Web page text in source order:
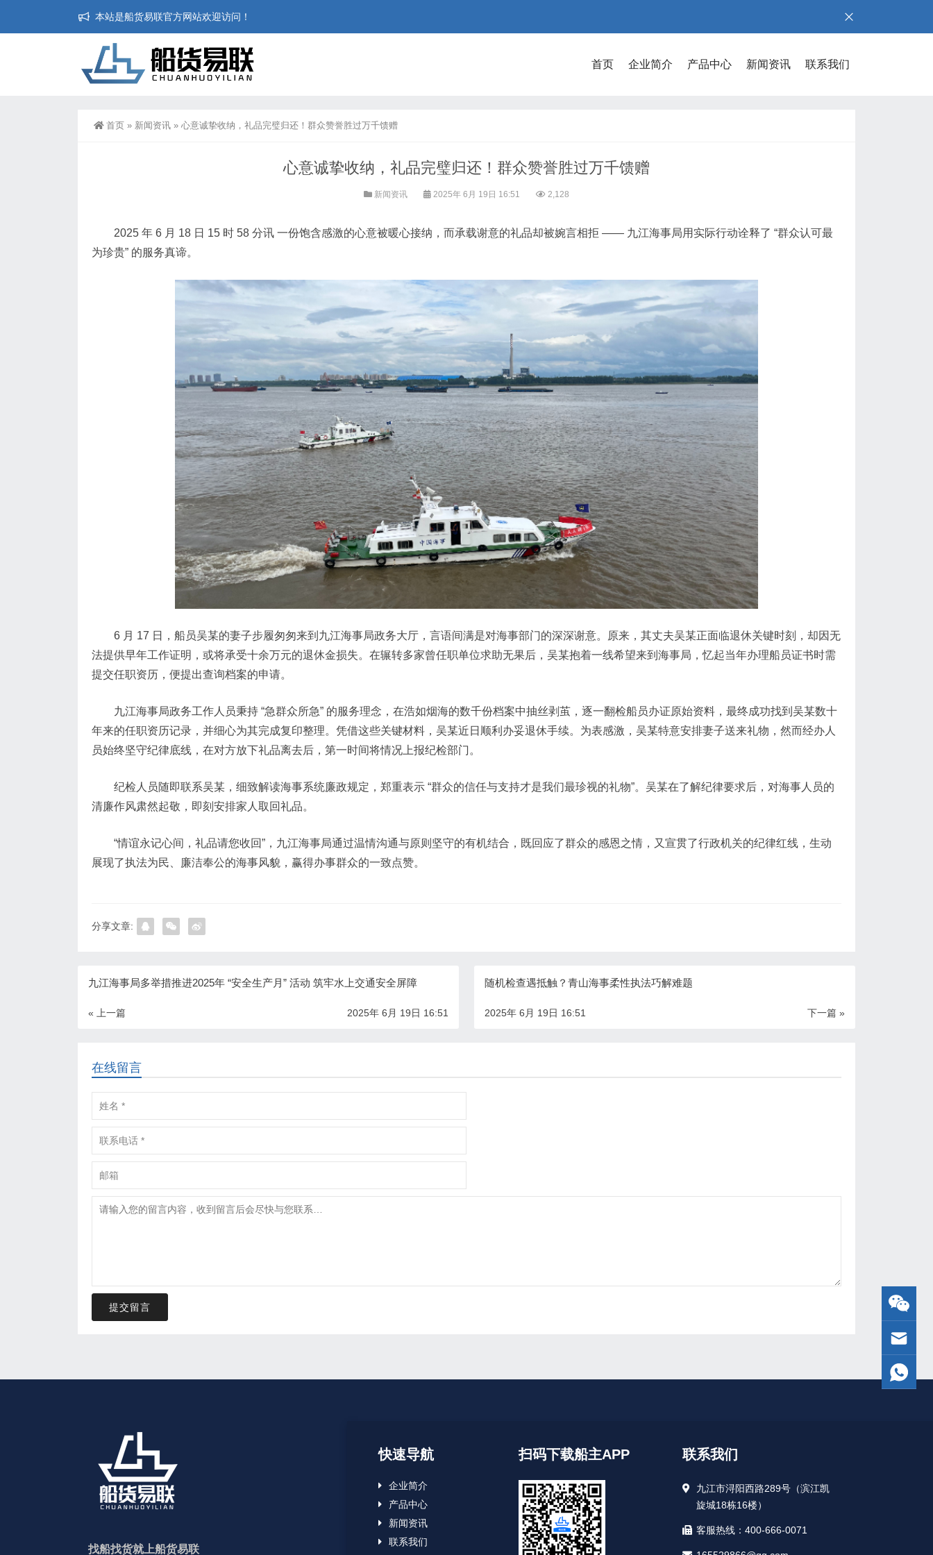
本站是船货易联官方网站欢迎访问！
首页 企业简介 产品中心 新闻资讯 联系我们
首页 » 新闻资讯 » 心意诚挚收纳，礼品完璧归还！群众赞誉胜过万千馈赠
心意诚挚收纳，礼品完璧归还！群众赞誉胜过万千馈赠
新闻资讯 2025年 6月 19日 16:51 2,128
2025 年 6 月 18 日 15 时 58 分讯 一份饱含感激的心意被暖心接纳，而承载谢意的礼品却被婉言相拒 —— 九江海事局用实际行动诠释了 “群众认可最
为珍贵” 的服务真谛。
6 月 17 日，船员吴某的妻子步履匆匆来到九江海事局政务大厅，言语间满是对海事部门的深深谢意。原来，其丈夫吴某正面临退休关键时刻，却因无
法提供早年工作证明，或将承受十余万元的退休金损失。在辗转多家曾任职单位求助无果后，吴某抱着一线希望来到海事局，忆起当年办理船员证书时需
提交任职资历，便提出查询档案的申请。
九江海事局政务工作人员秉持 “急群众所急” 的服务理念，在浩如烟海的数千份档案中抽丝剥茧，逐一翻检船员办证原始资料，最终成功找到吴某数十
年来的任职资历记录，并细心为其完成复印整理。凭借这些关键材料，吴某近日顺利办妥退休手续。为表感激，吴某特意安排妻子送来礼物，然而经办人
员始终坚守纪律底线，在对方放下礼品离去后，第一时间将情况上报纪检部门。
纪检人员随即联系吴某，细致解读海事系统廉政规定，郑重表示 “群众的信任与支持才是我们最珍视的礼物”。吴某在了解纪律要求后，对海事人员的
清廉作风肃然起敬，即刻安排家人取回礼品。
“情谊永记心间，礼品请您收回”，九江海事局通过温情沟通与原则坚守的有机结合，既回应了群众的感恩之情，又宣贯了行政机关的纪律红线，生动
展现了执法为民、廉洁奉公的海事风貌，赢得办事群众的一致点赞。
分享文章:
九江海事局多举措推进2025年 “安全生产月” 活动 筑牢水上交通安全屏障
« 上一篇 2025年 6月 19日 16:51
随机检查遇抵触？青山海事柔性执法巧解难题
下一篇 »
2025年 6月 19日 16:51
在线留言
提交留言
找船找货就上船货易联
快速导航
企业简介
产品中心
新闻资讯
联系我们
扫码下载船主APP 联系我们
九江市浔阳西路289号（滨江凯
旋城18栋16楼）
客服热线：400-666-0071